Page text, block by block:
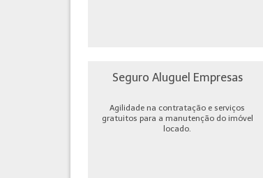
Seguro Aluguel Empresas
Agilidade na contratação e serviços
gratuitos para a manutenção do imóvel
locado.